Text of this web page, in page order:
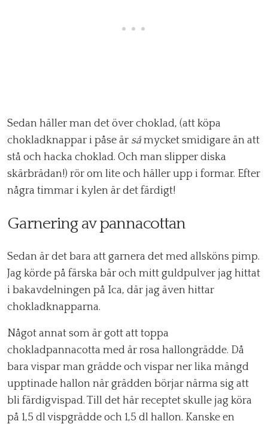
Sedan häller man det över choklad, (att köpa
chokladknappar i påse är så mycket smidigare än att
stå och hacka choklad. Och man slipper diska
skärbrädan!) rör om lite och häller upp i formar. Efter
några timmar i kylen är det färdigt!
Garnering av pannacottan
Sedan är det bara att garnera det med allsköns pimp.
Jag körde på färska bär och mitt guldpulver jag hittat
i bakavdelningen på Ica, där jag även hittar
chokladknapparna.
Något annat som är gott att toppa
chokladpannacotta med är rosa hallongrädde. Då
bara vispar man grädde och vispar ner lika mängd
upptinade hallon när grädden börjar närma sig att
bli färdigvispad. Till det här receptet skulle jag köra
på 1,5 dl vispgrädde och 1,5 dl hallon. Kanske en